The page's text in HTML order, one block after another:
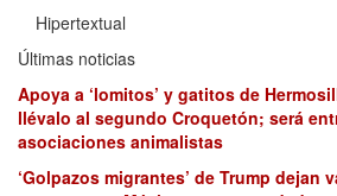
Hipertextual
Últimas noticias
Apoya a ‘lomitos’ y gatitos de
llévalo al segundo Croquetón; será
asociaciones animalistas
‘Golpazos migrantes’ de Trump dejan